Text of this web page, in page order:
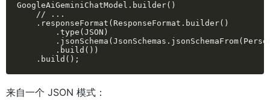
GoogleAiGeminiChatModel.builder()
// ...
.responseFormat(ResponseFormat.builder()
.type(JSON)
.build())
.build();
来自一个 JSON 模式：